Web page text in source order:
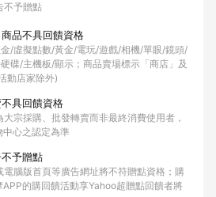
不予贈點
品不具回饋資格
/虛擬點數/黃金/電玩/遊戲/相機/單眼/鏡頭/
碟/主機板/顯示；商品賣場標示「商店」及
動店家除外)
具回饋資格
宗採購、批發轉賣而非最終消費使用者，
心之認定為準
予贈點
電腦版首頁等廣告網址將不符贈點資格；購
的購回饋活動享Yahoo超贈點回饋者將